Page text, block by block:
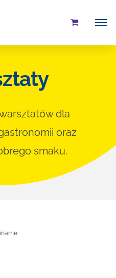
dla
oraz
smaku.